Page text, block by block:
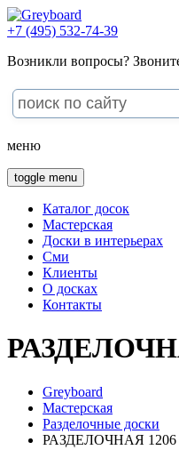
+7 (495) 532-74-39
Возникли вопросы?
меню
toggle menu
Каталог досок
Мастерская
Доски в интерьерах
Сми
Клиенты
О досках
Контакты
Greyboard
Мастерская
Разделочные доски
РАЗДЕЛОЧНАЯ 1206